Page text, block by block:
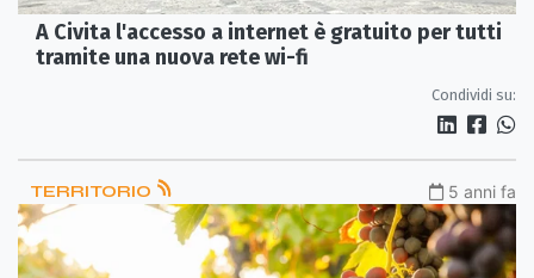
A Civita l'accesso a internet è gratuito per tutti
tramite una nuova rete wi-fi
Condividi su:
TERRITORIO 5 anni fa